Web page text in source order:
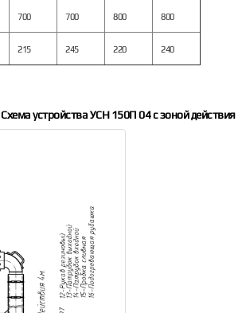
700 700 800 800
215 245 220 240
Схема устройства УСН 150П 04 с зоной действия